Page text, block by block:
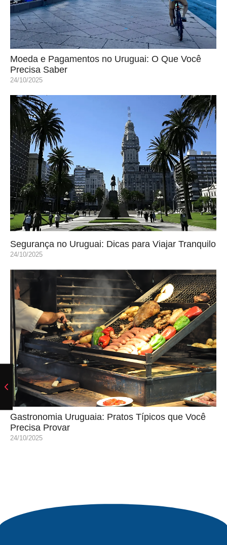
Moeda e Pagamentos no Uruguai: O Que Você
Precisa Saber
24/10/2025
Segurança no Uruguai: Dicas para Viajar Tranquilo
24/10/2025
Gastronomia Uruguaia: Pratos Típicos que Você
Precisa Provar
24/10/2025